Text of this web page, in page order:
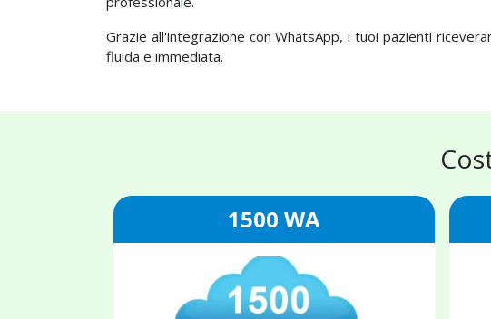
Grazie all'integrazione con WhatsApp, i tuoi pazienti
fluida e immediata.
1500 WA